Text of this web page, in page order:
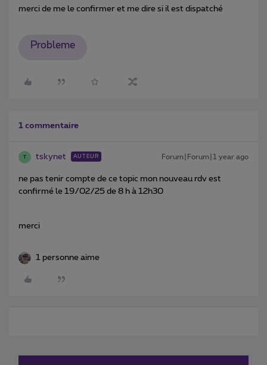
merci de me le confirmer et me dire si il est dispatché
Probleme
1 commentaire
T tskynet AUTEUR Forum|Forum|1 year ago
ne pas tenir compte de ce topic mon nouveau rdv est
confirmé le 19/02/25 de 8 h à 12h30
merci
1 personne aime